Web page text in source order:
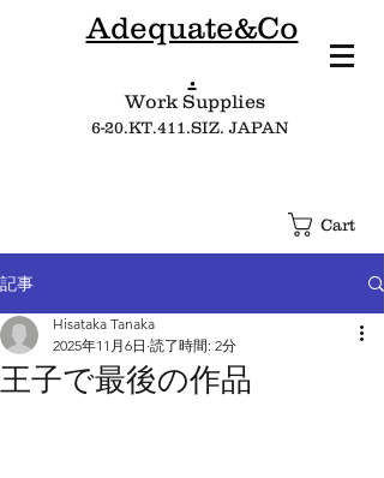
Work Supplies​
Adequate&Co
.
6-20.KT.411.SIZ. JAPAN
Cart
記事
王子で最後の作品
Hisataka Tanaka
2025年11月6日 読了時間: 2分